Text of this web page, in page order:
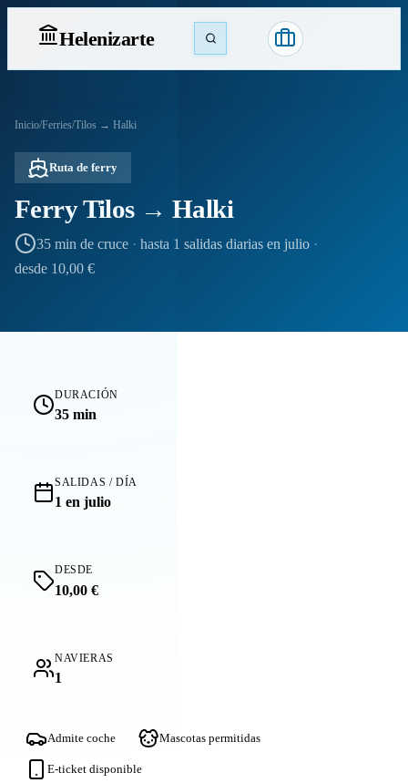
Helenizarte
Inicio/Ferries/Tilos → Halki
Ruta de ferry
Ferry Tilos → Halki
35 min de cruce · hasta 1 salidas diarias en julio ·
desde 10,00 €
DURACIÓN
35 min
SALIDAS / DÍA
1 en julio
DESDE
10,00 €
NAVIERAS
1
Admite coche Mascotas permitidas
E-ticket disponible